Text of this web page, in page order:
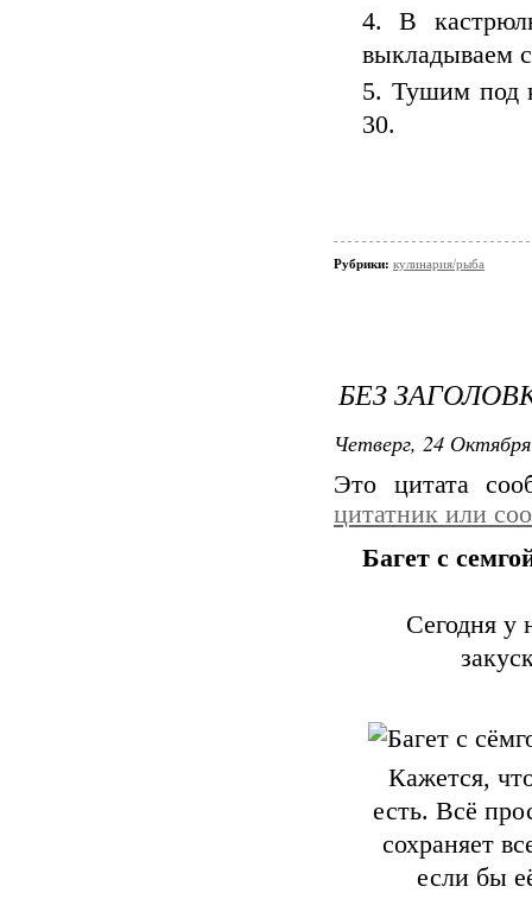
В
выкладываем
Тушим под
30.
Рубрики: кулинария/рыба
БЕЗ
Четверг, 24
Это цитата
цитатник или
Багет с
Сегодня у
Кажется,
есть. Всё
сохраняет
если бы